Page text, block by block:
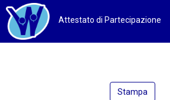
Attestato di Partecipazione
Stampa